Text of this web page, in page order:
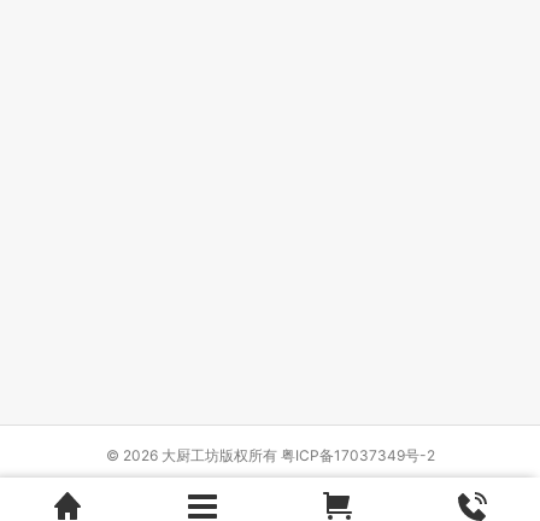
© 2026 大厨工坊版权所有 粤ICP备17037349号-2